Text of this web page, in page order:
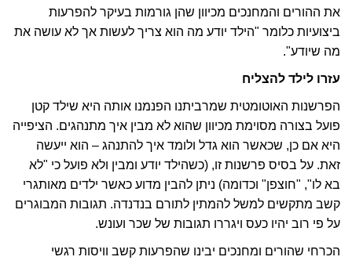
את ההורים והמחנכים מכיוון שהן גורמות בעיקר להפרעות
ביצועיות כלומר "הילד יודע מה הוא צריך לעשות אך לא עושה את
מה שיודע".
עזרו לילד להצליח
הפרשנות האוטומטית שמרביתנו הפנמנו אותה היא שילד קטן
פועל בצורה מסוימת מכיוון שהוא לא מבין איך מתנהגים. הציפייה
היא אם כן, שכאשר הוא גדל ולומד איך להתנהג – הוא ייעשה
זאת. על בסיס פרשנות זו, (כשהילד יודע ומבין ולא פועל כי "לא
בא לו", "חוצפן" וכדומה) ניתן להבין מדוע כאשר ילדים מאותגרי
קשב מתקשים למשל להמתין לתורם בנדנדה. תגובות המבוגרים
על פי רוב יהיו כעס ויגררו תגובות של שכר ועונש.
הכרחי שהורים ומחנכים יבינו שהפרעות קשב וויסות רגשי